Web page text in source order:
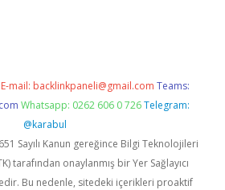
E-mail: backlinkpaneli@gmail.com Teams:
Whatsapp: 0262 606 0 726 Telegram:
@karabul
Sayılı Kanun gereğince Bilgi Teknolojileri
tarafından onaylanmış bir Yer Sağlayıcı
Bu nedenle, sitedeki içerikleri proaktif